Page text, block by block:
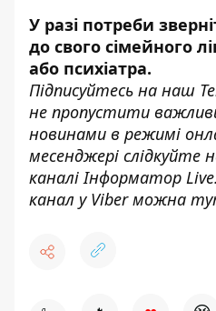
У разі потреби
до свого сімейного
або психіатра.
Підписуйтесь на наш
не пропустити
новинами в режимі
месенджері слідкуйте
каналіІнформатор Live
канал у Viber можна